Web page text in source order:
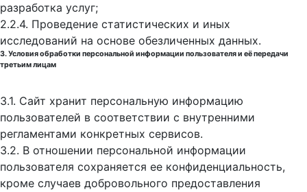
разработка услуг;
2.2.4. Проведение статистических и иных
исследований на основе обезличенных данных.
3. Условия обработки персональной информации пользователя и её передачи
третьим лицам
3.1. Сайт хранит персональную информацию
пользователей в соответствии с внутренними
регламентами конкретных сервисов.
3.2. В отношении персональной информации
пользователя сохраняется ее конфиденциальность,
кроме случаев добровольного предоставления